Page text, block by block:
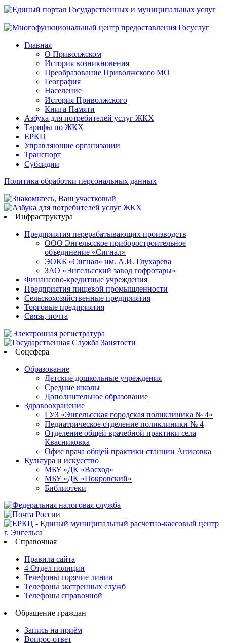
Главная
О Приволжском
История возникновения
Преобразование Приволжского МО
География
Население
История Приволжского
Книга Памяти
Азбука для потребителей услуг ЖКХ
Тарифы по ЖКХ
ЕРКЦ
Управляющие организации
Транспорт
Субсидии
Политика обработки персональных данных
Инфраструктура
Предприятия перерабатывающих производств
ООО Энгельсское приборостроительное
объединение «Сигнал»
ЭОКБ «Сигнал» им. А.И. Глухарева
ЗАО «Энгельсский завод гофротары»
Финансово-кредитные учреждения
Предприятия пищевой промышленности
Сельскохозяйственные предприятия
Торговые предприятия
Связь, почта
Соцсфера
Образование
Детские дошкольные учреждения
Средние школы
Дополнительное образование
Здравоохранение
ГУЗ «Энгельсская городская поликлиника № 4»
Педиатрическое отделение поликлиники № 4
Отделение общей врачебной практики села
Квасниковка
Офис врача общей практики станции Анисовка
Культура и искусство
МБУ «ДК «Восход»
МБУ «ДК «Покровский»
Библиотеки
Справочная
Правила сайта
4 Отдел полиции
Телефоны горячие линии
Телефоны экстренных служб
Телефоны справочной
Обращение граждан
Запись на приём
Вопрос-ответ